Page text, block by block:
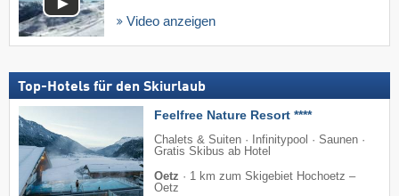
Video anzeigen
Top-Hotels für den Skiurlaub
Feelfree Nature Resort ****
Chalets & Suiten · Infinitypool · Saunen ·
Gratis Skibus ab Hotel
Oetz · 1 km zum Skigebiet Hochoetz –
Oetz